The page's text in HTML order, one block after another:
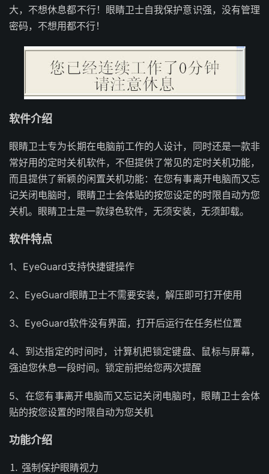
大，不想休息都不行！眼睛卫士自我保护意识强，没有管理
密码，不想用都不行！
软件介绍
眼睛卫士专为长期在电脑前工作的人设计，同时还是一款非
常好用的定时关机软件，不但提供了常见的定时关机功能，
而且提供了新颖的闲置关机功能：在您有事离开电脑而又忘
记关闭电脑时，眼睛卫士会体贴的按您设定的时限自动为您
关机。眼睛卫士是一款绿色软件，无须安装，无须卸载。
软件特点
1、EyeGuard支持快捷键操作
2、EyeGuard眼睛卫士不需要安装，解压即可打开使用
3、EyeGuard软件没有界面，打开后运行在任务栏位置
4、到达指定的时间时，计算机把锁定键盘、鼠标与屏幕，
强迫您休息一段时间。锁定前把给您两次提醒
5、在您有事离开电脑而又忘记关闭电脑时，眼睛卫士会体
贴的按您设置的时限自动为您关机
功能介绍
⒈ 强制保护眼睛视力